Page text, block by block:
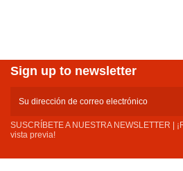
Sign up to newsletter
SUSCRÍBETE A NUESTRA NEWSLETTER |
vista previa!